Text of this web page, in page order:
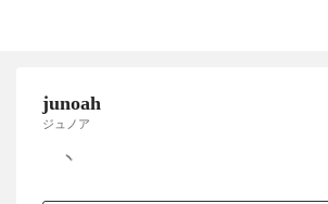
junoah
ジュノア